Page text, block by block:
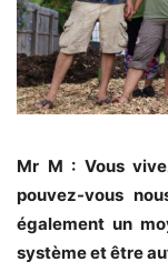
Mr M : Vous
pouvez-vous
également un
système et être